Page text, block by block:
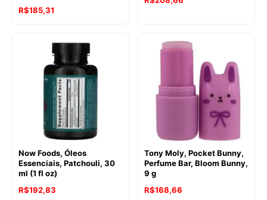
R$185,31
Now Foods, Óleos
Essenciais, Patchouli, 30
ml (1 fl oz)
R$192,83
Tony Moly, Pocket Bunny,
Perfume Bar, Bloom Bunny,
9 g
R$168,66